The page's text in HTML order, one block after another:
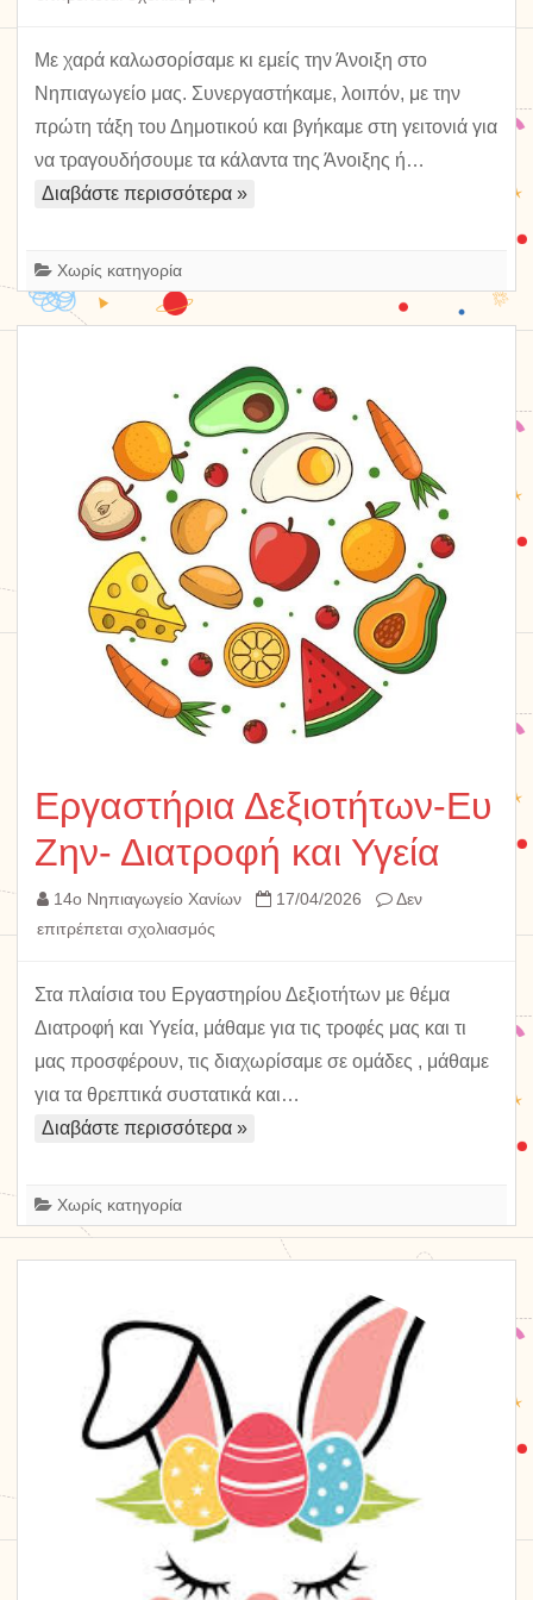
της
Με χαρά καλωσορίσαμε κι εμείς την Άνοιξη στο
Νηπιαγωγείο μας. Συνεργαστήκαμε, λοιπόν, με την
πρώτη τάξη του Δημοτικού και βγήκαμε στη γειτονιά για
να τραγουδήσουμε τα κάλαντα της Άνοιξης ή…
Διαβάστε περισσότερα »
Χωρίς κατηγορία
Εργαστήρια Δεξιοτήτων-Ευ
Ζην- Διατροφή και Υγεία
14ο Νηπιαγωγείο Χανίων 17/04/2026
Δεν
επιτρέπεται σχολιασμός
Δεξιοτήτων-
Ευ
Διατροφή
και
Υγεία
Στα πλαίσια του Εργαστηρίου Δεξιοτήτων με θέμα
Διατροφή και Υγεία, μάθαμε για τις τροφές μας και τι
μας προσφέρουν, τις διαχωρίσαμε σε ομάδες , μάθαμε
για τα θρεπτικά συστατικά και…
Διαβάστε περισσότερα »
Χωρίς κατηγορία